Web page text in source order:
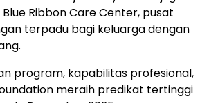
Ribbon Care Center, pusat
terpadu bagi keluarga dengan
program, kapabilitas profesional,
meraih predikat tertinggi